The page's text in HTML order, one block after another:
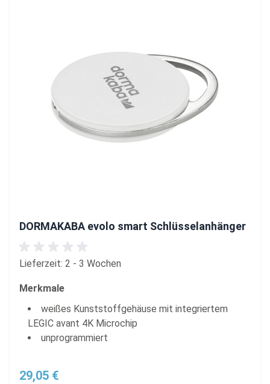
DORMAKABA evolo smart Schlüsselanhänger
Lieferzeit: 2 - 3 Wochen
Merkmale
weißes Kunststoffgehäuse mit integriertem
LEGIC avant 4K Microchip
unprogrammiert
29,05 €